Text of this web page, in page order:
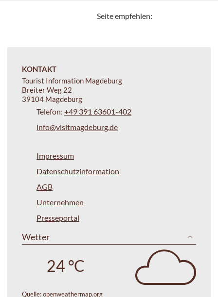
Seite empfehlen:
KONTAKT
Tourist Information Magdeburg
Breiter Weg 22
39104 Magdeburg
Telefon: +49 391 63601-402
info@visitmagdeburg.de
Impressum
Datenschutzinformation
AGB
Unternehmen
Presseportal
Wetter
24 °C
Quelle:openweathermap.org